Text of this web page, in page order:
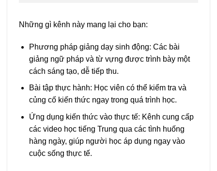
Những gì kênh này mang lại cho bạn:
Phương pháp giảng dạy sinh động: Các bài
giảng ngữ pháp và từ vựng được trình bày một
cách sáng tạo, dễ tiếp thu.
Bài tập thực hành: Học viên có thể kiểm tra và
củng cố kiến thức ngay trong quá trình học.
Ứng dụng kiến thức vào thực tế: Kênh cung cấp
các video học tiếng Trung qua các tình huống
hàng ngày, giúp người học áp dụng ngay vào
cuộc sống thực tế.